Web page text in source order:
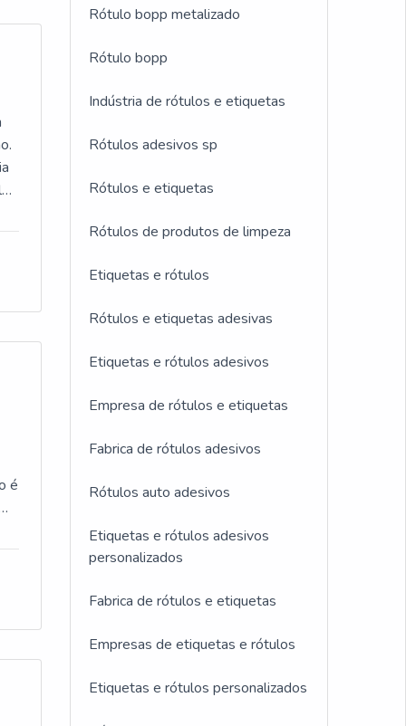
é
Rótulo bopp metalizado
Rótulo bopp
Indústria de rótulos e etiquetas
Rótulos adesivos sp
Rótulos e etiquetas
Rótulos de produtos de limpeza
Etiquetas e rótulos
Rótulos e etiquetas adesivas
Etiquetas e rótulos adesivos
Empresa de rótulos e etiquetas
Fabrica de rótulos adesivos
Rótulos auto adesivos
Etiquetas e rótulos adesivos
personalizados
Fabrica de rótulos e etiquetas
Empresas de etiquetas e rótulos
Etiquetas e rótulos personalizados